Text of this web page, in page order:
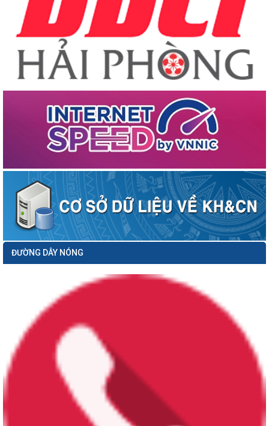
nhiệm vụ: Lập kế hoạch ứng...
Công văn số 3378/VP-NC ngày 31/3/2026 của Văn phòng Ủy ban nhân dân
thành phố về việc hưởng ứng...
Công văn số 1104/SKHCN-CCTĐC ngày 26/3/2026 về việc tham gia ý kiến vào
hồ sơ dự thảo Quyết định...
Thông báo số 345/TB-SKHCN ngày 26/3/2026 Tuyển chọn dự án khởi nghiệp
sáng tạo để ươm tạo, hỗ trợ...
Thông báo số 09/TB-TTTT ngày 16/03/2026 về việc Công khai danh sách nâng
bậc lương trước thời hạn...
Thông báo số 279/TB-SKHCN ngày 16/3/2026 Tổ chức Hội nghị đối thoại và giải
quyết kiến nghị của...
hồ sơ dự thảo Quyết định...
Công văn số 587/TGV ngày 11/3/2026 của Tổ giúp việc triển khai ĐA06;
CCTTHC, CĐS gắn với ĐA06 về...
Thông báo số 230/TB-SKHCN ngày 09/3/2026 Đề xuất nhiệm vụ đổi mới sáng
tạo năm 2026 (Triển khai Kế...
Kế hoạch số 96/KH-SKHCN ngày 27/2/2026 Mở đợt cao điểm triển khai cài đặt
và sử dụng Sổ sức khỏe...
38 bài phát biểu của Bộ trưởng Bộ Khoa học và Công nghệ Nguyễn Mạnh Hùng
Thông báo số 44/TB-SKHCN ngày 20/01/2026 Về việc phân công nhiệm vụ các
phòng, đơn vị thuộc Sở...
Công văn số 94/SVHTTDL-QBXT&PTTNDL ngày 07/1/2026 về việc tuyên truyền
ứng dụng Hải Phòng Go quảng...
Công văn số 129/SKHCN-HTS&CNg ngày 13/01/2026 về việc tiếp nhận hồ sơ đề
nghị xét công nhận hiệu...
Chương trình phối hợp số 05-CTPH/BTGDVTU-SKHCN ngày 08/01/2026 Tuyên
truyền về các chủ trương,...
Công văn số 135/SVHTTDL-TTBCXB ngày 9/01/2026 về việc phối hợp quản lý
nhà nước về hoạt động báo...
ĐƯỜNG DÂY NÓNG